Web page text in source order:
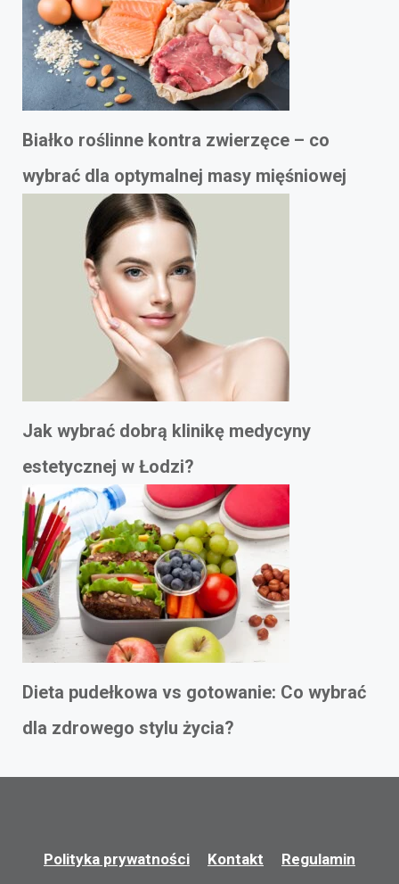
Białko roślinne kontra zwierzęce – co
wybrać dla optymalnej masy mięśniowej
Jak wybrać dobrą klinikę medycyny
estetycznej w Łodzi?
Dieta pudełkowa vs gotowanie: Co wybrać
dla zdrowego stylu życia?
Polityka prywatności Kontakt Regulamin